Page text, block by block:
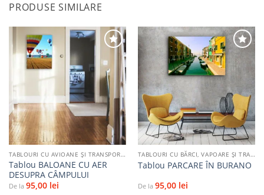
PRODUSE SIMILARE
Adaugă
la
favorite
TABLOURI CU AVIOANE ȘI TRANSPORT AERIAN
Tablou BALOANE CU AER
DESUPRA CÂMPULUI
De la 95,00 lei
Adaugă
favorite
TABLOURI CU BĂRCI, VAPOARE ȘI TRANSPORT PE APĂ
Tablou PARCARE ÎN BURANO
De la 95,00 lei